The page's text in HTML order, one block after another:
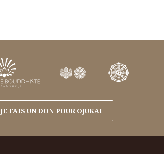
JE FAIS UN DON POUR OJUKAI